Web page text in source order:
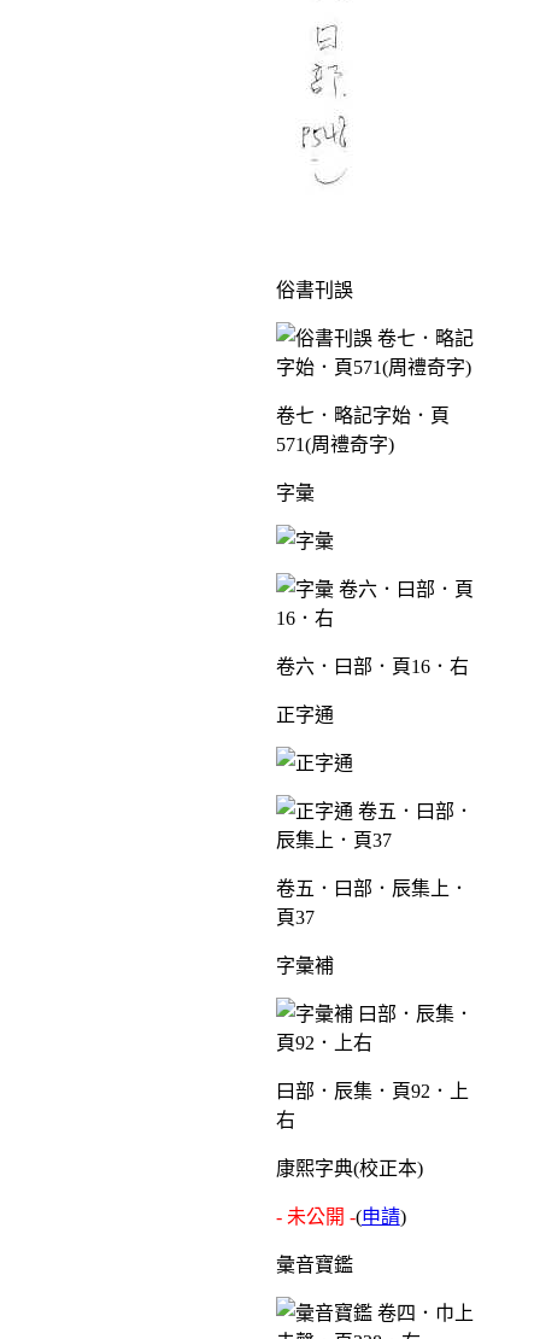
俗書刊誤
卷七．略記字始．頁
571(周禮奇字)
字彙
卷六．曰部．頁16．右
正字通
卷五．曰部．辰集上．
頁37
字彙補
曰部．辰集．頁92．上
右
康熙字典(校正本)
- 未公開 -(申請)
彙音寶鑑